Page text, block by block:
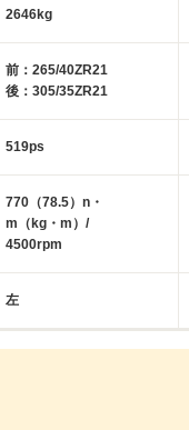
2646kg
前：265/40ZR21
後：305/35ZR21
519ps
770（78.5）n・
m（kg・m）/
4500rpm
左